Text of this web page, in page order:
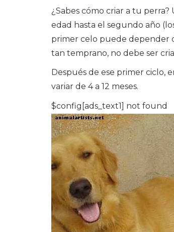
¿Sabes cómo criar a tu
edad hasta el segundo año
primer celo puede depender
tan temprano, no debe ser
Después de ese primer ciclo,
variar de 4 a 12 meses.
$config[ads_text1] not found